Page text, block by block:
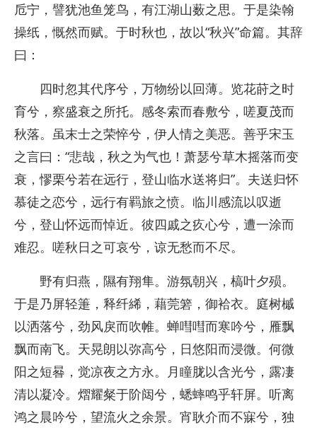
卮宁，譬犹池鱼笼鸟，有江湖山薮之思。于是染翰
操纸，慨然而赋。于时秋也，故以“秋兴”命篇。其辞
曰：
四时忽其代序兮，万物纷以回薄。览花莳之时
育兮，察盛衰之所托。感冬索而春敷兮，嗟夏茂而
秋落。虽末士之荣悴兮，伊人情之美恶。善乎宋玉
之言曰：“悲哉，秋之为气也！萧瑟兮草木摇落而变
衰，憀栗兮若在远行，登山临水送将归”。夫送归怀
慕徒之恋兮，远行有羁旅之愤。临川感流以叹逝
兮，登山怀远而悼近。彼四戚之疚心兮，遭一涂而
难忍。嗟秋日之可哀兮，谅无愁而不尽。
野有归燕，隰有翔隼。游氛朝兴，槁叶夕殒。
于是乃屏轻箑，释纤絺，藉莞箬，御袷衣。庭树槭
以洒落兮，劲风戾而吹帷。蝉嘒嘒而寒吟兮，雁飘
飘而南飞。天晃朗以弥高兮，日悠阳而浸微。何微
阳之短晷，觉凉夜之方永。月瞳胧以含光兮，露凄
清以凝冷。熠耀粲于阶闼兮，蟋蟀鸣乎轩屏。听离
鸿之晨吟兮，望流火之余景。宵耿介而不寐兮，独